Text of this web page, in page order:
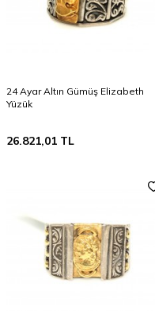
24 Ayar Altın Gümüş Elizabeth
Yüzük
26.821,01 TL